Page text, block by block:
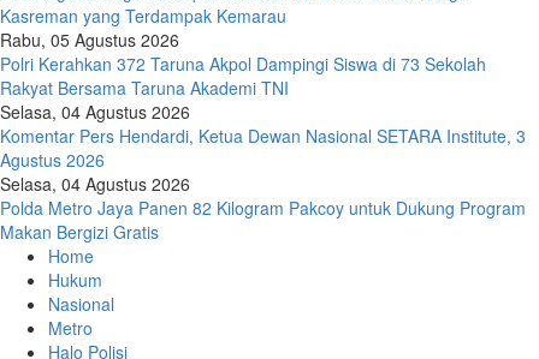
Kasreman yang Terdampak Kemarau
Rabu, 05 Agustus 2026
Polri Kerahkan 372 Taruna Akpol Dampingi Siswa di 73 Sekolah
Rakyat Bersama Taruna Akademi TNI
Selasa, 04 Agustus 2026
Komentar Pers Hendardi, Ketua Dewan Nasional SETARA Institute, 3
Agustus 2026
Selasa, 04 Agustus 2026
Polda Metro Jaya Panen 82 Kilogram Pakcoy untuk Dukung Program
Makan Bergizi Gratis
Home
Hukum
Nasional
Metro
Halo Polisi